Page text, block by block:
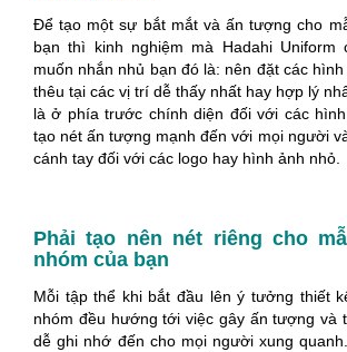
Để tạo một sự bắt mắt và ấn tượng cho
bạn thì kinh nghiệm mà Hadahi Uniform
muốn nhắn nhủ bạn đó là: nên đặt các
thêu tại các vị trí dễ thấy nhất hay hợp lý
là ở phía trước chính diện đối với các
tạo nét ấn tượng mạnh đến với mọi người
cánh tay đối với các logo hay hình ảnh nhỏ.
Phải tạo nên nét riêng cho
nhóm của bạn
Mỗi tập thể khi bắt đầu lên ý tưởng thiết
nhóm đều hướng tới việc gây ấn tượng và
dễ ghi nhớ đến cho mọi người xung